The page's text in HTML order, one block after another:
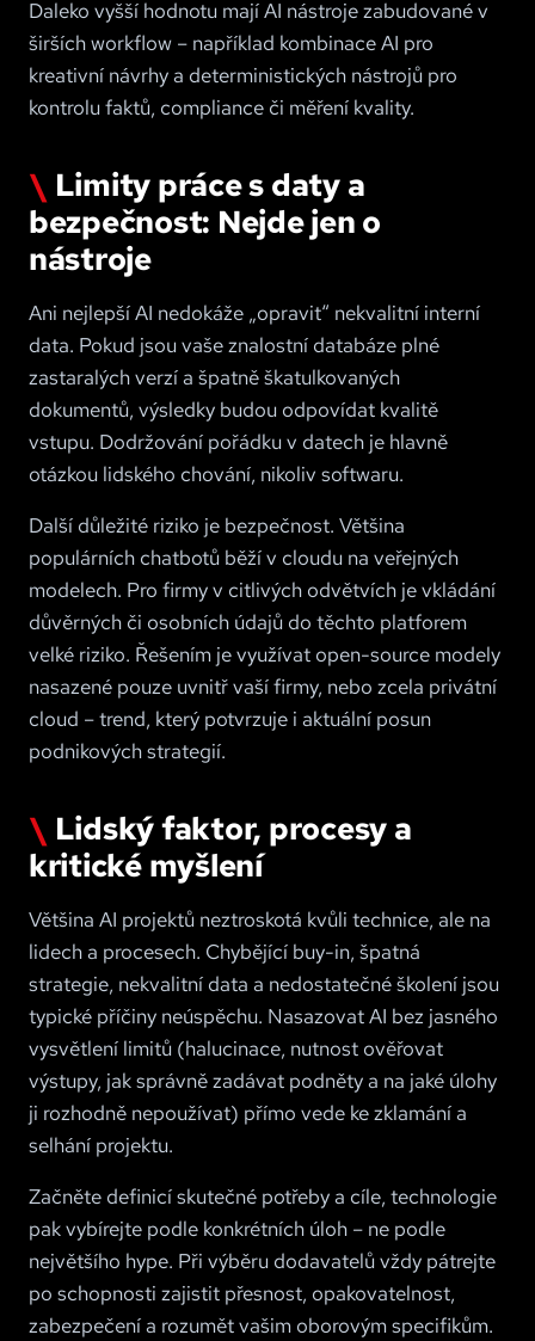
Daleko vyšší hodnotu mají AI nástroje zabudované v
širších workflow – například kombinace AI pro
kreativní návrhy a deterministických nástrojů pro
kontrolu faktů, compliance či měření kvality.
Limity práce s daty a
bezpečnost: Nejde jen o
nástroje
Ani nejlepší AI nedokáže „opravit“ nekvalitní interní
data. Pokud jsou vaše znalostní databáze plné
zastaralých verzí a špatně škatulkovaných
dokumentů, výsledky budou odpovídat kvalitě
vstupu. Dodržování pořádku v datech je hlavně
otázkou lidského chování, nikoliv softwaru.
Další důležité riziko je bezpečnost. Většina
populárních chatbotů běží v cloudu na veřejných
modelech. Pro firmy v citlivých odvětvích je vkládání
důvěrných či osobních údajů do těchto platforem
velké riziko. Řešením je využívat open-source modely
nasazené pouze uvnitř vaší firmy, nebo zcela privátní
cloud – trend, který potvrzuje i aktuální posun
podnikových strategií.
Lidský faktor, procesy a
kritické myšlení
Většina AI projektů neztroskotá kvůli technice, ale na
lidech a procesech. Chybějící buy-in, špatná
strategie, nekvalitní data a nedostatečné školení jsou
typické příčiny neúspěchu. Nasazovat AI bez jasného
vysvětlení limitů (halucinace, nutnost ověřovat
výstupy, jak správně zadávat podněty a na jaké úlohy
ji rozhodně nepoužívat) přímo vede ke zklamání a
selhání projektu.
Začněte definicí skutečné potřeby a cíle, technologie
pak vybírejte podle konkrétních úloh – ne podle
největšího hype. Při výběru dodavatelů vždy pátrejte
po schopnosti zajistit přesnost, opakovatelnost,
zabezpečení a rozumět vašim oborovým specifikům.